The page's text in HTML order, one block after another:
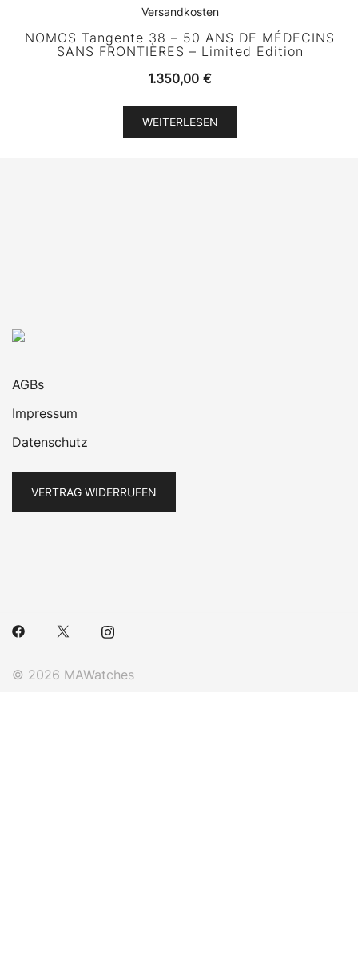
Versandkosten
NOMOS Tangente 38 – 50 ANS DE MÉDECINS
SANS FRONTIÈRES – Limited Edition
1.350,00 €
WEITERLESEN
AGBs
Impressum
Datenschutz
VERTRAG WIDERRUFEN
© 2026 MAWatches